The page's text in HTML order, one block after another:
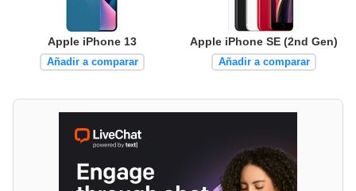
Apple iPhone 13
Añadir a comparar
Apple iPhone SE (2nd Gen)
Añadir a comparar